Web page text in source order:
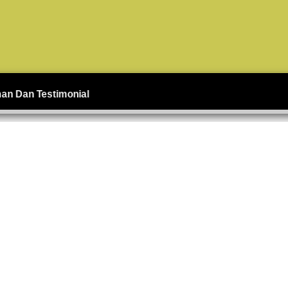
Dan Testimonial